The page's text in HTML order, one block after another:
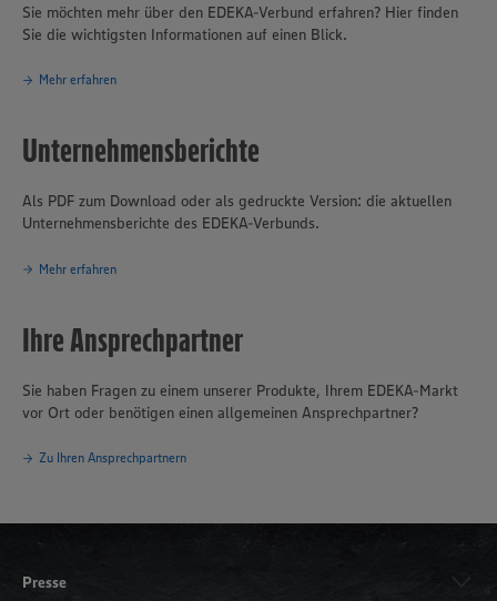
Sie möchten mehr über den EDEKA-Verbund erfahren? Hier finden
Sie die wichtigsten Informationen auf einen Blick.
Mehr erfahren
Unternehmensberichte
Als PDF zum Download oder als gedruckte Version: die aktuellen
Unternehmensberichte des EDEKA-Verbunds.
Mehr erfahren
Ihre Ansprechpartner
Sie haben Fragen zu einem unserer Produkte, Ihrem EDEKA-Markt
vor Ort oder benötigen einen allgemeinen Ansprechpartner?
Zu Ihren Ansprechpartnern
Presse